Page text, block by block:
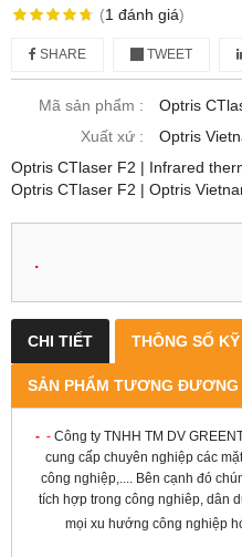
(1 đánh giá)
SHARE TWEET
Mã sản phẩm :
Optris
Xuất xứ :
Optris
Optris CTlaser F2 | Infrared
Optris CTlaser F2 | Optris
.
CHI TIẾT THÔNG SỐ
SẢN PHẨM TƯƠNG ĐƯƠNG
- - Công ty TNHH TM DV
cung cấp chuyên nghiệp các
công nghiệp,.... Bên cạnh đó
tích hợp trong công nghiêp, dân
mọi xu hướng công nghiệp